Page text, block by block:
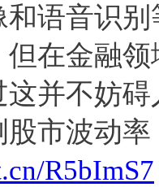
和语音识
在金融
并不妨
市波动
R5bImS7